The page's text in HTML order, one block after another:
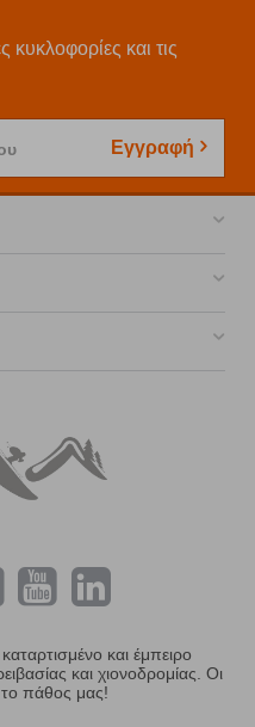
κυκλοφορίες και τις
Εγγραφή
και έμπειρο
και χιονοδρομίας. Οι
πάθος μας!